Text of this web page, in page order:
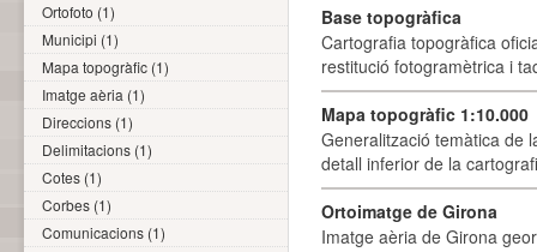
Base topogràfica
Cartografia topogràfica
restitució fotogramètrica i
Mapa topogràfic 1:10.000
Generalització temàtica de
detall inferior de la
Ortoimatge de Girona
Imatge aèria de Girona
Ortofoto (1)
Municipi (1)
Mapa topogràfic (1)
Imatge aèria (1)
Direccions (1)
Delimitacions (1)
Cotes (1)
Corbes (1)
Comunicacions (1)